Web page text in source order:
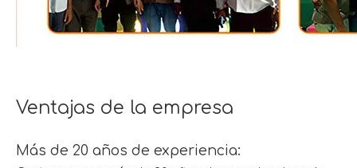
Ventajas de la empresa
Más de 20 años de experiencia: